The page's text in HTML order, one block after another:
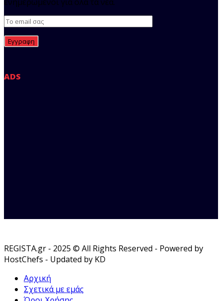
ADS
REGISTA.gr - 2025 © All Rights Reserved - Powered by
HostChefs - Updated by KD
Αρχική
Σχετικά με εμάς